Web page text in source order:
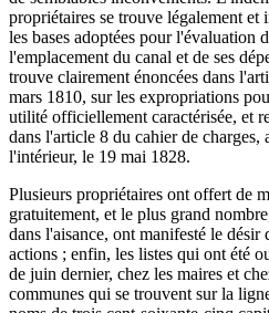
propriétaires se trouve légalement
les bases adoptées pour l'évaluation
l'emplacement du canal et de ses
trouve clairement énoncées dans
mars 1810, sur les expropriations
utilité officiellement caractérisée, et
dans l'article 8 du cahier de charges,
l'intérieur, le 19 mai 1828.
Plusieurs propriétaires ont offert de
gratuitement, et le plus grand
dans l'aisance, ont manifesté le désir
actions ; enfin, les listes qui ont été
de juin dernier, chez les maires et
communes qui se trouvent sur la